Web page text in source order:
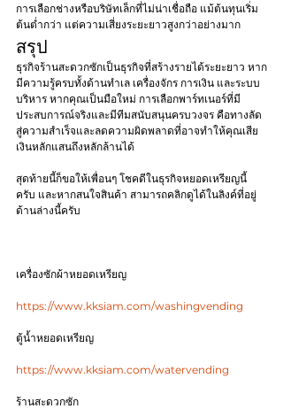
การเลือกช่างหรือบริษัทเล็กที่ไม่น่าเชื่อถือ แม้ต้นทุนเริ่ม
ต้นต่ำกว่า แต่ความเสี่ยงระยะยาวสูงกว่าอย่างมาก
สรุป
ธุรกิจร้านสะดวกซักเป็นธุรกิจที่สร้างรายได้ระยะยาว หาก
มีความรู้ครบทั้งด้านทำเล เครื่องจักร การเงิน และระบบ
บริหาร หากคุณเป็นมือใหม่ การเลือกพาร์ทเนอร์ที่มี
ประสบการณ์จริงและมีทีมสนับสนุนครบวงจร คือทางลัด
สู่ความสำเร็จและลดความผิดพลาดที่อาจทำให้คุณเสีย
เงินหลักแสนถึงหลักล้านได้
สุดท้ายนี้ก็ขอให้เพื่อนๆ โชคดีในธุรกิจหยอดเหรียญนี้
ครับ และหากสนใจสินค้า สามารถคลิกดูได้ในลิงค์ที่อยู่
ด้านล่างนี้ครับ
เครื่องซักผ้าหยอดเหรียญ
https://www.kksiam.com/washingvending
ตู้น้ำหยอดเหรียญ
https://www.kksiam.com/watervending
ร้านสะดวกซัก